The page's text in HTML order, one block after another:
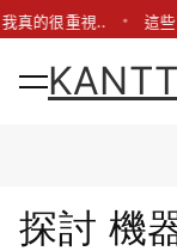
真的很重視.. 這
探討 機